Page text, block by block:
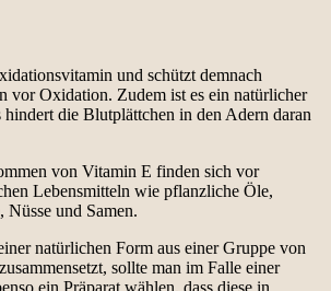
und schützt demnach
vor Oxidation. Zudem ist es ein natürlicher
die Blutplättchen in den Adern daran
von Vitamin E finden sich vor
Lebensmitteln wie pflanzliche Öle,
und Samen.
natürlichen Form aus einer Gruppe von
sollte man im Falle einer
ein Präparat wählen, dass diese in